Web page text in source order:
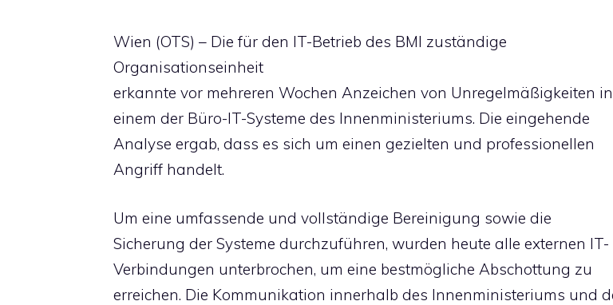
Wien (OTS) – Die für den IT-Betrieb des BMI zuständige
Organisationseinheit
erkannte vor mehreren Wochen Anzeichen von Unregelmäßigkeiten in
einem der Büro-IT-Systeme des Innenministeriums. Die eingehende
Analyse ergab, dass es sich um einen gezielten und professionellen
Angriff handelt.
Um eine umfassende und vollständige Bereinigung sowie die
Sicherung der Systeme durchzuführen, wurden heute alle externen IT-
Verbindungen unterbrochen, um eine bestmögliche Abschottung zu
erreichen. Die Kommunikation innerhalb des Innenministeriums und